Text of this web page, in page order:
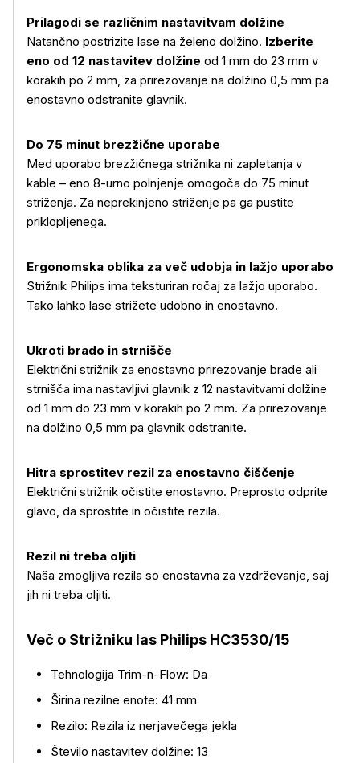
Več o izdelku
Prilagodi se različnim nastavitvam dolžine
Natančno postrizite lase na želeno dolžino. Izberite
eno od 12 nastavitev dolžine od 1 mm do 23 mm v
korakih po 2 mm, za prirezovanje na dolžino 0,5 mm pa
enostavno odstranite glavnik.
Do 75 minut brezžične uporabe
Med uporabo brezžičnega strižnika ni zapletanja v
kable – eno 8-urno polnjenje omogoča do 75 minut
striženja. Za neprekinjeno striženje pa ga pustite
priklopljenega.
Ergonomska oblika za več udobja in lažjo uporabo
Strižnik Philips ima teksturiran ročaj za lažjo uporabo.
Tako lahko lase strižete udobno in enostavno.
Ukroti brado in strnišče
Električni strižnik za enostavno prirezovanje brade ali
strnišča ima nastavljivi glavnik z 12 nastavitvami dolžine
od 1 mm do 23 mm v korakih po 2 mm. Za prirezovanje
na dolžino 0,5 mm pa glavnik odstranite.
Hitra sprostitev rezil za enostavno čiščenje
Električni strižnik očistite enostavno. Preprosto odprite
glavo, da sprostite in očistite rezila.
Rezil ni treba oljiti
Naša zmogljiva rezila so enostavna za vzdrževanje, saj
jih ni treba oljiti.
Več o Strižniku las Philips HC3530/15
Tehnologija Trim-n-Flow: Da
Širina rezilne enote: 41 mm
Rezilo: Rezila iz nerjavečega jekla
Število nastavitev dolžine: 13